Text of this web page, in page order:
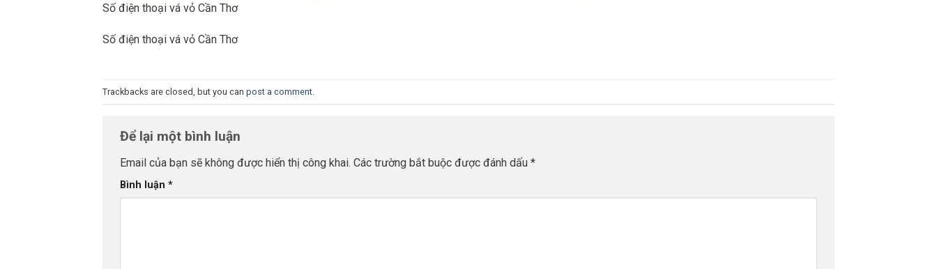
Số điện thoại vá vỏ Cần Thơ
Số điện thoại vá vỏ Cần Thơ
Trackbacks are closed, but you can post a comment
Để lại một bình luận
Email của bạn sẽ không được hiển thị công khai. Các trường bắt buộc được đánh dấu *
Bình luận *